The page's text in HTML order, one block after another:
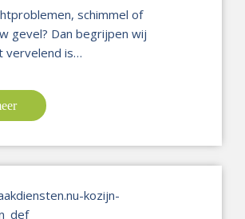
schimmel of
gevel? Dan begrijpen wij
vervelend is…